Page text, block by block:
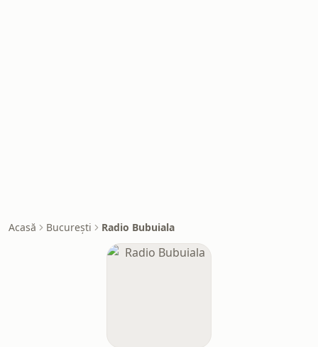
Acasă București Radio Bubuiala